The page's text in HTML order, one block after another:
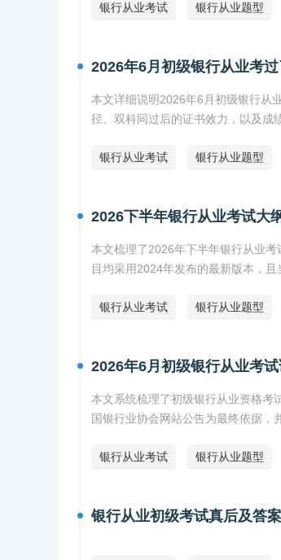
银行从业考试 银行从业题型
2026年6月初级银行从业考
本文详细说明2026年6月初级银行从
径、双科同过后的证书效力，以及成
银行从业考试 银行从业题型
2026下半年银行从业考试大
本文梳理了2026年下半年银行从业
目均采用2024年发布的最新版本，
银行从业考试 银行从业题型
2026年6月初级银行从业考
本文系统梳理了初级银行从业资格考
国银行业协会网站公告为最终依据
银行从业考试 银行从业题型
银行从业初级考试真后及答